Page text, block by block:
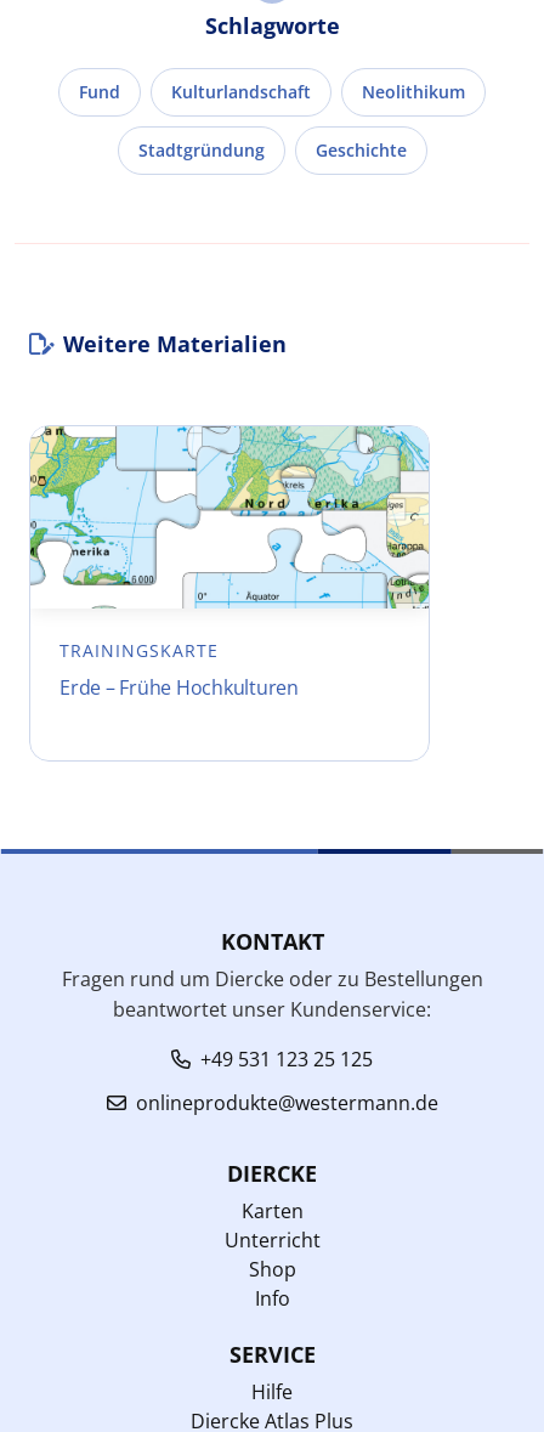
Schlagworte
Fund Kulturlandschaft Neolithikum
Stadtgründung Geschichte
Weitere Materialien
TRAININGSKARTE
Erde – Frühe Hochkulturen
KONTAKT
Fragen rund um Diercke oder zu Bestellungen
beantwortet unser Kundenservice:
+49 531 123 25 125
onlineprodukte@westermann.de
DIERCKE
Karten
Unterricht
Shop
Info
SERVICE
Hilfe
Diercke Atlas Plus